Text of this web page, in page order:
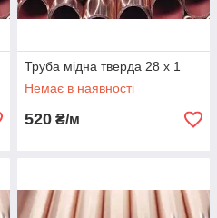
Труба мідна тверда 28 х 1
Немає в наявності
520 ₴/м